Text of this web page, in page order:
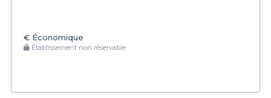
€ Économique
Établissement non réservable